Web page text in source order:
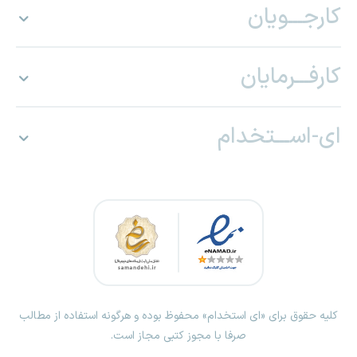
کارجـــویان
کارفـــرمایان
ای-اســـتخدام
کلیه حقوق برای «ای استخدام» محفوظ بوده و هرگونه استفاده از مطالب
صرفا با مجوز کتبی مجاز است.